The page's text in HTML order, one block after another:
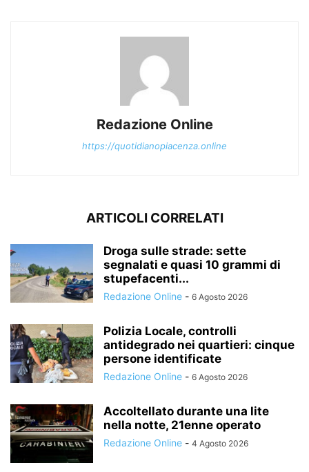
Redazione Online
https://quotidianopiacenza.online
ARTICOLI CORRELATI
Droga sulle strade: sette
segnalati e quasi 10 grammi di
stupefacenti...
Redazione Online - 6 Agosto 2026
Polizia Locale, controlli
antidegrado nei quartieri: cinque
persone identificate
Redazione Online - 6 Agosto 2026
Accoltellato durante una lite
nella notte, 21enne operato
Redazione Online - 4 Agosto 2026